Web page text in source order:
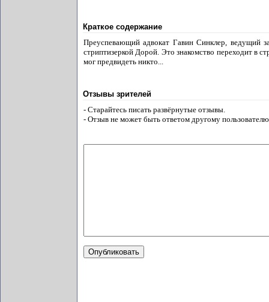
Краткое содержание
Преуспевающий адвокат Гавин Синклер, ведущий
стриптизеркой Дорой. Это знакомство переходит в
мог предвидеть никто...
Отзывы зрителей
- Старайтесь писать развёрнутые отзывы.
- Отзыв не может быть ответом другому